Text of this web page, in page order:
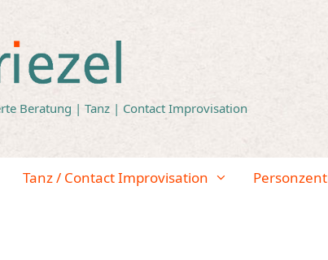
Beratung | Tanz | Contact Improvisation
Tanz / Contact Improvisation